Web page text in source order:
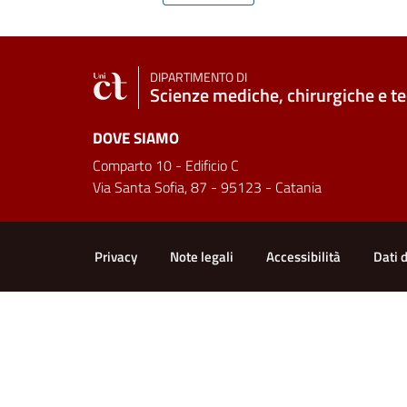
DIPARTIMENTO DI
Scienze mediche, chirurgiche e
DOVE SIAMO
Comparto 10 - Edificio C
Via Santa Sofia, 87 - 95123 - Catania
Privacy Note legali Accessibilità Dati